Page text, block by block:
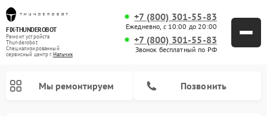
FIX-THUNDEROBOT
Ремонт устройств
Thunderobot
Специализированный
cервисный центр г.Нальчик
+7 (800) 301-55-83
Ежедневно, с 10:00 до 20:00
+7 (800) 301-55-83
Звонок бесплатный по РФ
Мы ремонтируем Позвонить